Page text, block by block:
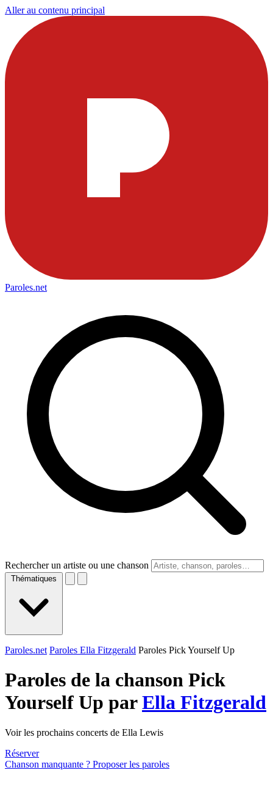
Aller au contenu principal
Paroles.net
Rechercher un artiste ou une chanson
Thématiques
Paroles.net Paroles Ella Fitzgerald Paroles Pick Yourself Up
Paroles de la chanson Pick
Yourself Up parElla Fitzgerald
Voir les prochains concerts de Ella Lewis
Réserver
Chanson manquante ? Proposer les paroles